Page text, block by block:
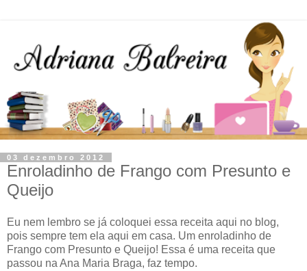
03 dezembro 2012
Enroladinho de Frango com Presunto e
Queijo
Eu nem lembro se já coloquei essa receita aqui no blog,
pois sempre tem ela aqui em casa. Um enroladinho de
Frango com Presunto e Queijo! Essa é uma receita que
passou na Ana Maria Braga, faz tempo.